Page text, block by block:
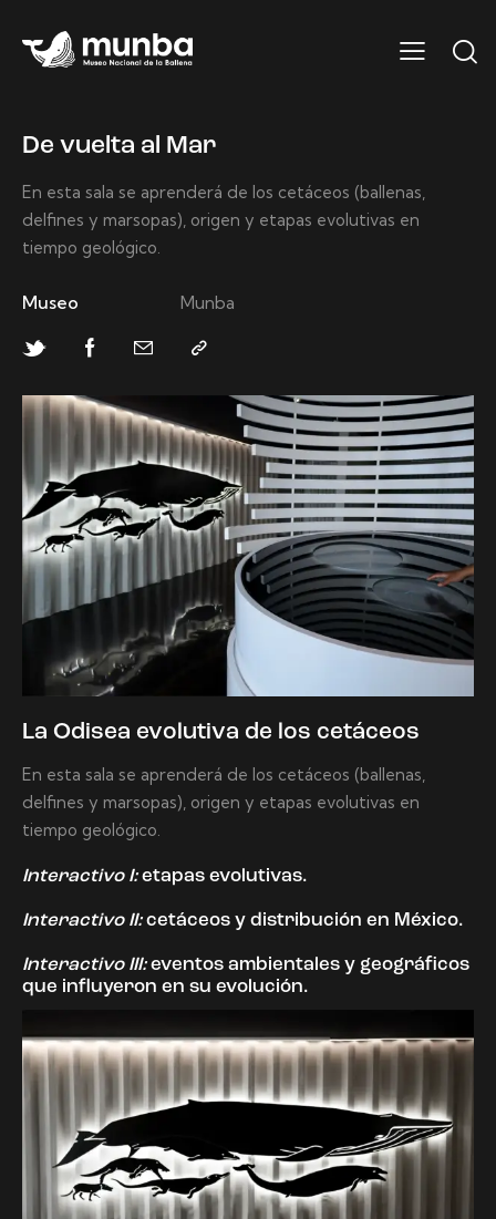
De vuelta al Mar
La Odisea evolutiva de los cetáceos
En esta sala se aprenderá de los cetáceos (ballenas,
delfines y marsopas), origen y etapas evolutivas en
tiempo geológico.
Interactivo I:etapas evolutivas.
Interactivo II:cetáceos y distribución en México.
Interactivo III:eventos ambientales y geográficos
que influyeron en su evolución.
En esta sala se aprenderá de los cetáceos (ballenas,
delfines y marsopas), origen y etapas evolutivas en
tiempo geológico.
Museo Munba